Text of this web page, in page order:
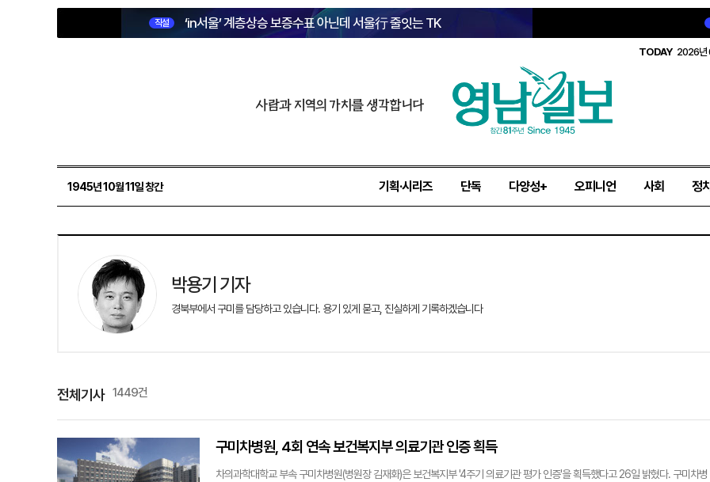
직설 ‘in서울’ 계층상승 보증수표 아닌데 서울行 줄잇는 TK
TODAY 2026년
사람과 지역의 가치를 생각합니다
1945년 10월 11일 창간 기획·시리즈 단독 다양성+ 오피니언 사회 정치
박용기 기자
경북부에서 구미를 담당하고 있습니다. 용기 있게 묻고, 진실하게 기록하겠습니다
전체기사 1449건
구미차병원, 4회 연속 보건복지부 의료기관 인증 획득
차의과학대학교 부속 구미차병원(병원장 김재화)은 보건복지부 '4주기 의료기관 평가 인증'을 획득했다고 26일 밝혔다. 구미차병